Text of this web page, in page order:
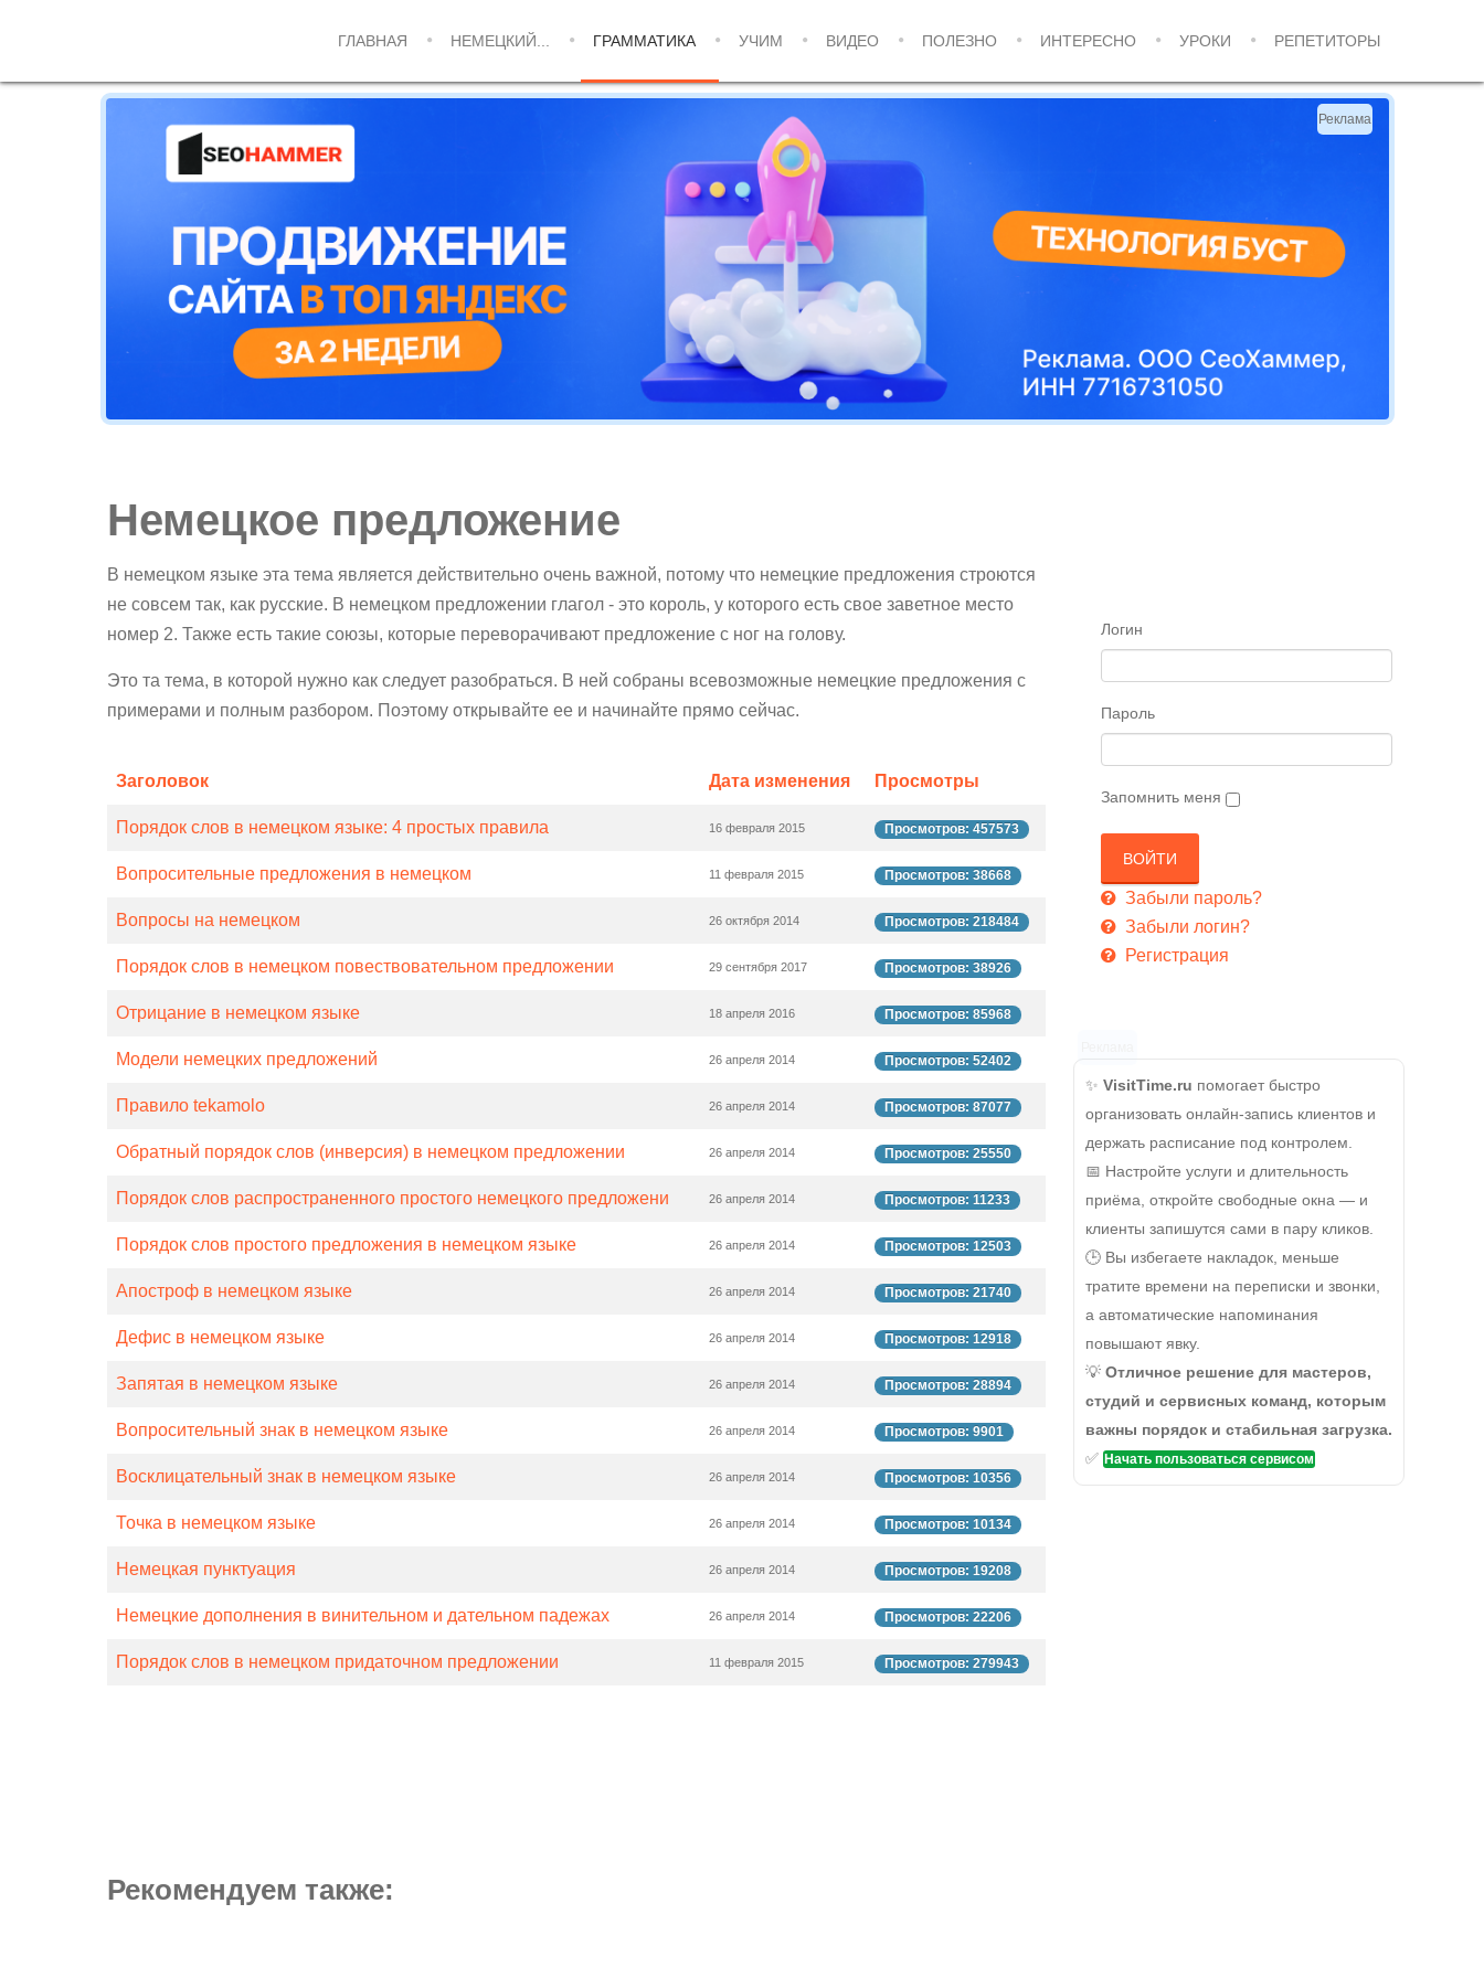
ГЛАВНАЯ НЕМЕЦКИЙ... ГРАММАТИКА УЧИМ ВИДЕО ПОЛЕЗНО ИНТЕРЕСНО УРОКИ РЕПЕТИТОРЫ
Реклама
Немецкое предложение
В немецком языке эта тема является действительно очень важной, потому что немецкие предложения строются
не совсем так, как русские. В немецком предложении глагол - это король, у которого есть свое заветное место
номер 2. Также есть такие союзы, которые переворачивают предложение с ног на голову.
Это та тема, в которой нужно как следует разобраться. В ней собраны всевозможные немецкие предложения с
примерами и полным разбором. Поэтому открывайте ее и начинайте прямо сейчас.
Заголовок Дата изменения Просмотры
Порядок слов в немецком языке: 4 простых правила 16 февраля 2015 Просмотров: 457573
Вопросительные предложения в немецком 11 февраля 2015 Просмотров: 38668
Вопросы на немецком 26 октября 2014 Просмотров: 218484
Порядок слов в немецком повествовательном предложении 29 сентября 2017 Просмотров: 38926
Отрицание в немецком языке 18 апреля 2016 Просмотров: 85968
Модели немецких предложений 26 апреля 2014 Просмотров: 52402
Правило tekamolo 26 апреля 2014 Просмотров: 87077
Обратный порядок слов (инверсия) в немецком предложении 26 апреля 2014 Просмотров: 25550
Порядок слов распространенного простого немецкого предложени 26 апреля 2014 Просмотров: 11233
Порядок слов простого предложения в немецком языке 26 апреля 2014 Просмотров: 12503
Апостроф в немецком языке 26 апреля 2014 Просмотров: 21740
Дефис в немецком языке 26 апреля 2014 Просмотров: 12918
Запятая в немецком языке 26 апреля 2014 Просмотров: 28894
Вопросительный знак в немецком языке 26 апреля 2014 Просмотров: 9901
Восклицательный знак в немецком языке 26 апреля 2014 Просмотров: 10356
Точка в немецком языке 26 апреля 2014 Просмотров: 10134
Немецкая пунктуация 26 апреля 2014 Просмотров: 19208
Немецкие дополнения в винительном и дательном падежах 26 апреля 2014 Просмотров: 22206
Порядок слов в немецком придаточном предложении 11 февраля 2015 Просмотров: 279943
Рекомендуем также:
Логин
Пароль
Запомнить меня
Забыли пароль?
Забыли логин?
Регистрация
✨ VisitTime.ru помогает быстро
организовать онлайн-запись клиентов и
держать расписание под контролем.
📅 Настройте услуги и длительность
приёма, откройте свободные окна — и
клиенты запишутся сами в пару кликов.
🕒 Вы избегаете накладок, меньше
тратите времени на переписки и звонки,
а автоматические напоминания
повышают явку.
💡 Отличное решение для мастеров,
студий и сервисных команд, которым
важны порядок и стабильная загрузка.
✅ Начать пользоваться сервисом